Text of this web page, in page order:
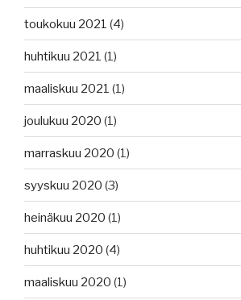
toukokuu 2021 (4)
huhtikuu 2021 (1)
maaliskuu 2021 (1)
joulukuu 2020 (1)
marraskuu 2020 (1)
syyskuu 2020 (3)
heinäkuu 2020 (1)
huhtikuu 2020 (4)
maaliskuu 2020 (1)